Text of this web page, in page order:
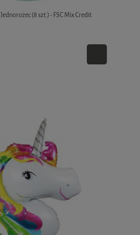
(8 szt.) - FSC Mix Credit